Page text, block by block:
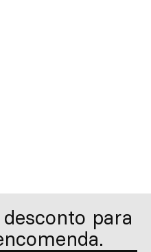
para